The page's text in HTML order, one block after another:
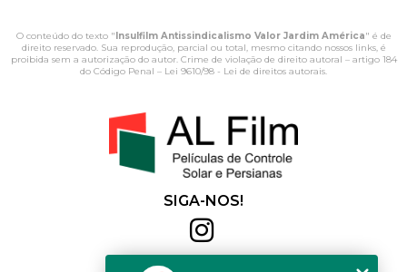
O conteúdo do texto " Insulfilm Antissindicalismo Valor Jardim América" é de
direito reservado. Sua reprodução, parcial ou total, mesmo citando nossos links, é
proibida sem a autorização do autor. Crime de violação de direito autoral – artigo 184
do Código Penal – Lei 9610/98 - Lei de direitos autorais.
SIGA-NOS!